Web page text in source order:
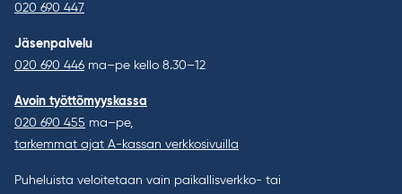
020 690 447
Jäsenpalvelu
020 690 446 ma–pe kello 8.30–12
Avoin työttömyyskassa
020 690 455 ma–pe,
tarkemmat ajat A-kassan verkkosivuilla
Puheluista veloitetaan vain paikallisverkko- tai